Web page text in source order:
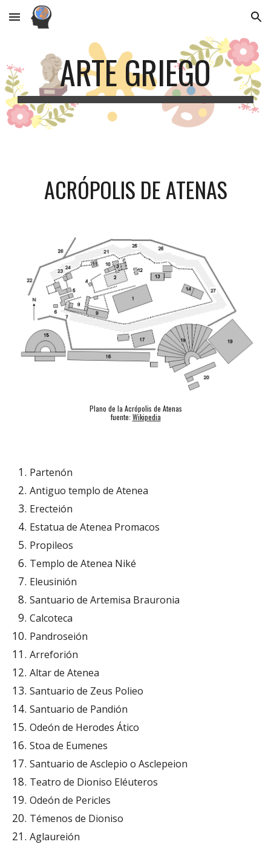
Skip to main content Skip to navigation
ARTE GRIEGO
ACRÓPOLIS DE ATENAS
Plano de la Acrópolis de Atenas
fuente: Wikipedia
Partenón
Antiguo templo de Atenea
Erecteión
Estatua de Atenea Promacos
Propileos
Templo de Atenea Niké
Eleusinión
Santuario de Artemisa Brauronia
Calcoteca
Pandroseión
Arreforión
Altar de Atenea
Santuario de Zeus Polieo
Santuario de Pandión
Odeón de Herodes Ático
Stoa de Eumenes
Santuario de Asclepio o Asclepeion
Teatro de Dioniso Eléuteros
Odeón de Pericles
Témenos de Dioniso
Aglaureión